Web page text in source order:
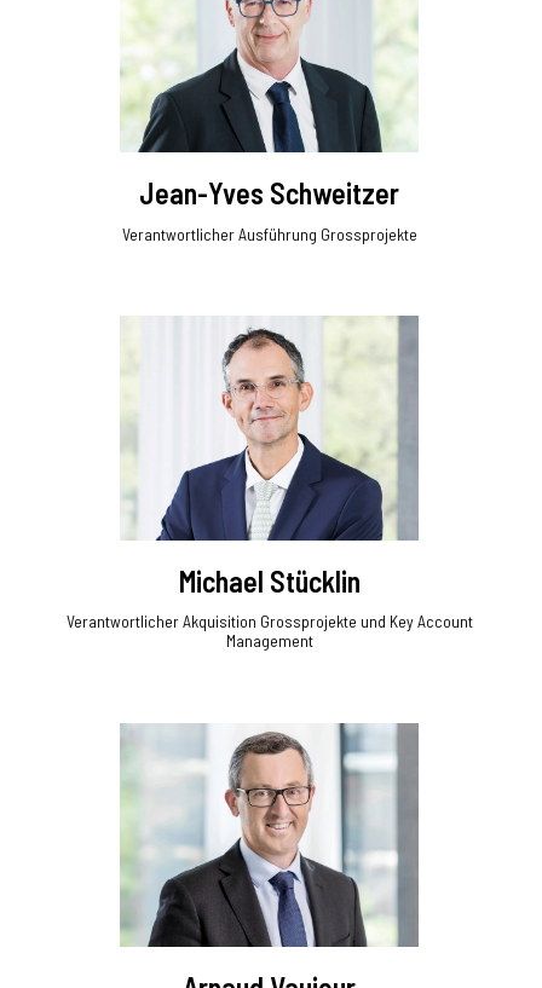
Jean-Yves Schweitzer
Verantwortlicher Ausführung Grossprojekte
Michael Stücklin
Verantwortlicher Akquisition Grossprojekte und Key Account
Management